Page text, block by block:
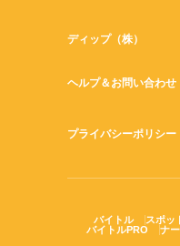
ディップ（株）
ヘルプ＆お問い合わせ
プライバシーポリシー
バイトル スポッ
バイトルPRO
ナ